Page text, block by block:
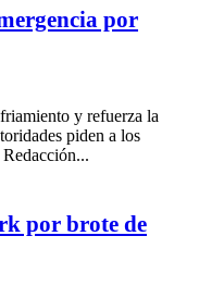
por
y refuerza la
piden a los
Redacción...
por brote de